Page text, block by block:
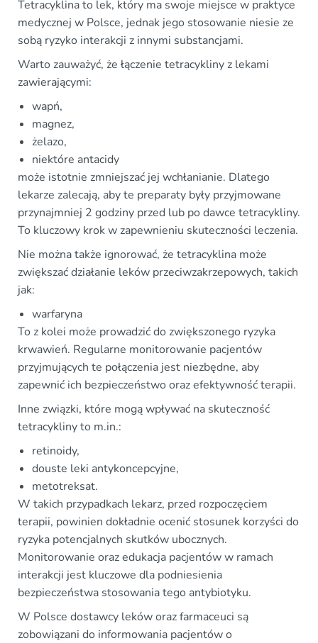
Tetracyklina to lek, który ma swoje miejsce w praktyce
medycznej w Polsce, jednak jego stosowanie niesie ze
sobą ryzyko interakcji z innymi substancjami.
Warto zauważyć, że łączenie tetracykliny z lekami
zawierającymi:
wapń,
magnez,
żelazo,
niektóre antacidy
może istotnie zmniejszać jej wchłanianie. Dlatego
lekarze zalecają, aby te preparaty były przyjmowane
przynajmniej 2 godziny przed lub po dawce tetracykliny.
To kluczowy krok w zapewnieniu skuteczności leczenia.
Nie można także ignorować, że tetracyklina może
zwiększać działanie leków przeciwzakrzepowych, takich
jak:
warfaryna
To z kolei może prowadzić do zwiększonego ryzyka
krwawień. Regularne monitorowanie pacjentów
przyjmujących te połączenia jest niezbędne, aby
zapewnić ich bezpieczeństwo oraz efektywność terapii.
Inne związki, które mogą wpływać na skuteczność
tetracykliny to m.in.:
retinoidy,
douste leki antykoncepcyjne,
metotreksat.
W takich przypadkach lekarz, przed rozpoczęciem
terapii, powinien dokładnie ocenić stosunek korzyści do
ryzyka potencjalnych skutków ubocznych.
Monitorowanie oraz edukacja pacjentów w ramach
interakcji jest kluczowe dla podniesienia
bezpieczeństwa stosowania tego antybiotyku.
W Polsce dostawcy leków oraz farmaceuci są
zobowiązani do informowania pacjentów o